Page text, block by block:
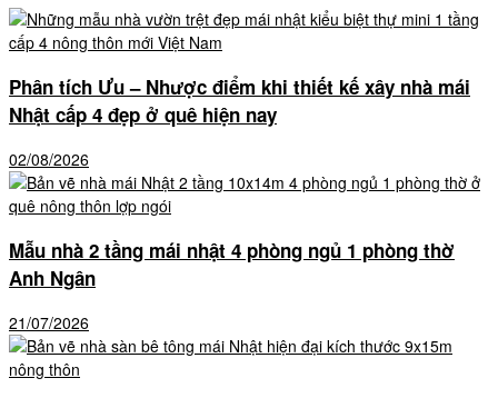
Phân tích Ưu – Nhược điểm khi thiết kế xây nhà mái
Nhật cấp 4 đẹp ở quê hiện nay
02/08/2026
Mẫu nhà 2 tầng mái nhật 4 phòng ngủ 1 phòng thờ
Anh Ngân
21/07/2026